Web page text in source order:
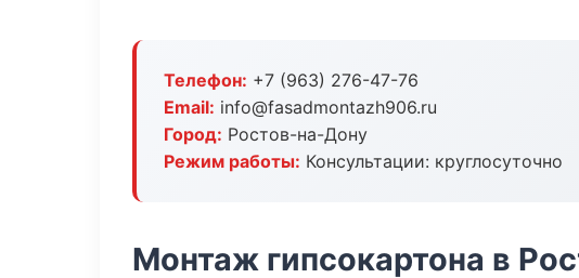
Телефон: +7 (963) 276-47-76
Email: info@fasadmontazh906.ru
Город: Ростов-на-Дону
Режим работы: Консультации: круглосуточно
Монтаж гипсокартона в